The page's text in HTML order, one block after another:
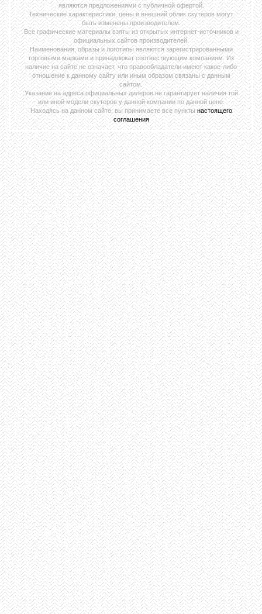
являются предложениями с публичной офертой.
Технические характеристики, цены и внешний облик скутеров могут
быть изменены производителем.
Все графические материалы взяты из открытых интернет-источников и
официальных сайтов производителей.
Наименования, образы и логотипы являются зарегистрированными
торговыми марками и принадлежат соотвествующим компаниям. Их
наличие на сайте не означает, что правообладатели имеют какое-либо
отношение к данному сайту или иным образом связаны с данным
сайтом.
Указание на адреса официальных дилеров не гарантирует наличия той
или иной модели скутеров у данной компании по данной цене.
Находясь на данном сайте, вы принимаете все пункты настоящего
соглашения